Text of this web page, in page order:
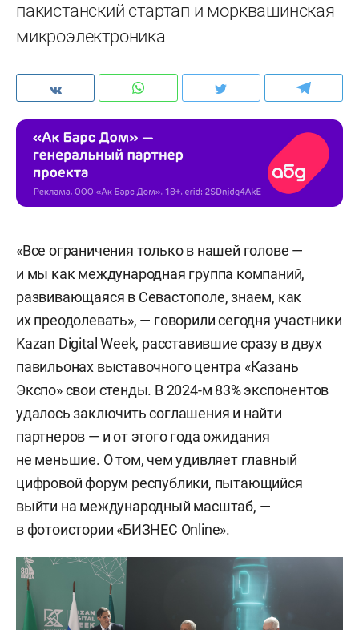
пакистанский стартап и морквашинская
микроэлектроника
«Все ограничения только в нашей голове —
и мы как международная группа компаний,
развивающаяся в Севастополе, знаем, как
их преодолевать», — говорили сегодня участники
Kazan Digital Week, расставившие сразу в двух
павильонах выставочного центра «Казань
Экспо» свои стенды. В 2024-м 83% экспонентов
удалось заключить соглашения и найти
партнеров — и от этого года ожидания
не меньшие. О том, чем удивляет главный
цифровой форум республики, пытающийся
выйти на международный масштаб, —
в фотоистории «БИЗНЕС Online».